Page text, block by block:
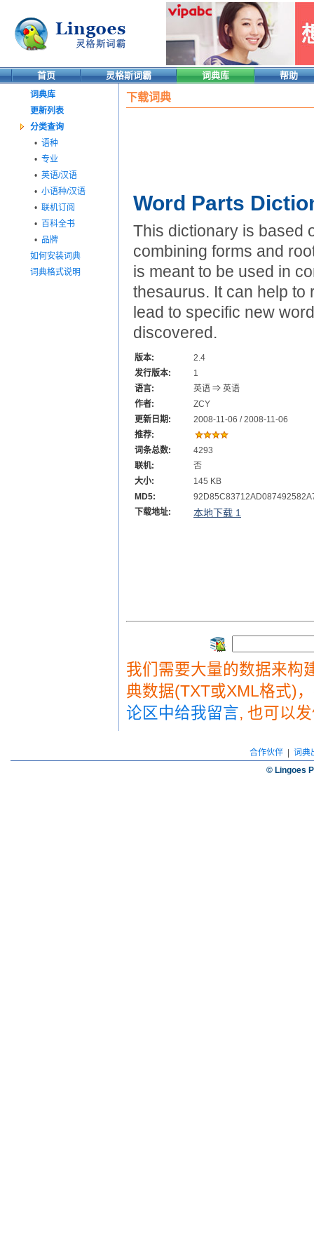
首页 灵格斯词霸 词典库 帮助
词典库
更新列表
分类查询
• 语种
• 专业
• 英语/汉语
• 小语种/汉语
• 联机订阅
• 百科全书
• 品牌
如何安装词典
词典格式说明
下载词典
Word Parts
This dictionary is based
combining forms and
is meant to be used in
thesaurus. It can help to
lead to specific new
discovered.
版本:
2.4
发行版本:
1
语言:
英语 ⇒ 英语
作者:
ZCY
更新日期:
2008-11-06 / 2008-11-06
推荐:
词条总数:
4293
联机:
否
大小:
145 KB
MD5:
下载地址:
本地下载 1
我们需要大量的数据来构
典数据(TXT或XML格式)
论区中给我留言, 也可以
合作伙伴| 词典
© Lingoes